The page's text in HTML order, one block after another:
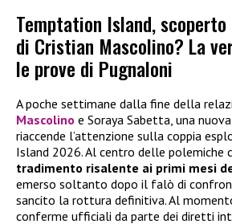
Temptation Island,
di Cristian Mascolino? La
le prove di Pugnaloni
A poche settimane dalla fine della
Mascolino e Soraya Sabetta, una
riaccende l’attenzione sulla coppia
Island 2026. Al centro delle polemiche
tradimento risalente ai primi mesi
emerso soltanto dopo il falò di
sancito la rottura definitiva. Al
conferme ufficiali da parte dei diretti